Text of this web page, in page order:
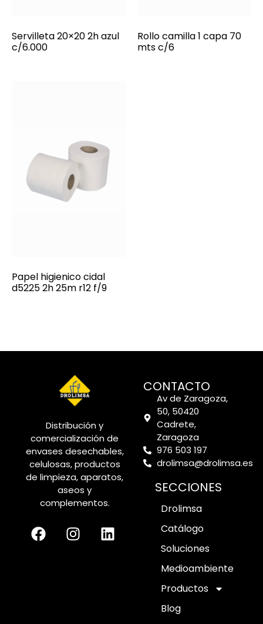
Servilleta 20×20 2h azul
c/6.000
Rollo camilla 1 capa 70
mts c/6
Papel higienico cidal
d5225 2h 25m r12 f/9
Distribución y
comercialización de
envases desechables,
celulosas, productos
de limpieza, aparatos,
aseos y
complementos.
CONTACTO
Av de Zaragoza,
50, 50420
Cadrete,
Zaragoza
976 503 197
drolimsa@drolimsa.es
SECCIONES
Drolimsa
Catálogo
Soluciones
Medioambiente
Productos
Blog